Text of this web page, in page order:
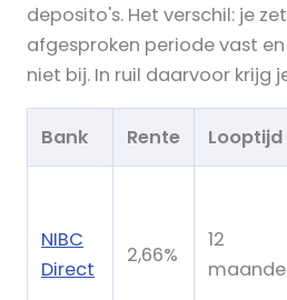
deposito's. Het verschil: je
afgesproken periode vast
niet bij. In ruil daarvoor krijg
Bank Rente Looptijd
NIBC
Direct
2,66%
12